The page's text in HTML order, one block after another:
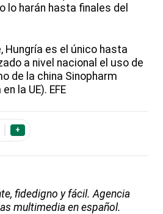
lo harán hasta finales del
Hungría es el único hasta
a nivel nacional el uso de
de la china Sinopharm
la UE). EFE
+
fidedigno y fácil. Agencia
multimedia en español.